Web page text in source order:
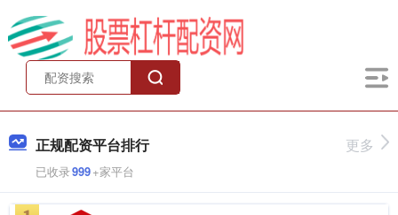
正规配资平台排行
已收录999+家平台
更多